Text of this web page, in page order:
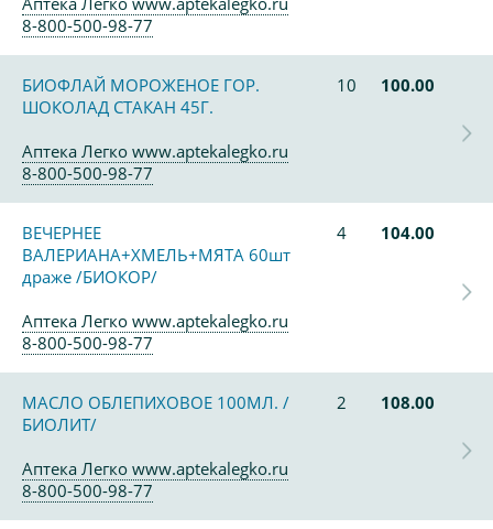
8-800-500-98-77
БИОФЛАЙ МОРОЖЕНОЕ ГОР.
ШОКОЛАД СТАКАН 45Г.
10 100.00
Аптека Легко www.aptekalegko.ru
8-800-500-98-77
ВЕЧЕРНЕЕ
ВАЛЕРИАНА+ХМЕЛЬ+МЯТА 60шт
драже /БИОКОР/
4 104.00
Аптека Легко www.aptekalegko.ru
8-800-500-98-77
МАСЛО ОБЛЕПИХОВОЕ 100МЛ. /
БИОЛИТ/
2 108.00
Аптека Легко www.aptekalegko.ru
8-800-500-98-77